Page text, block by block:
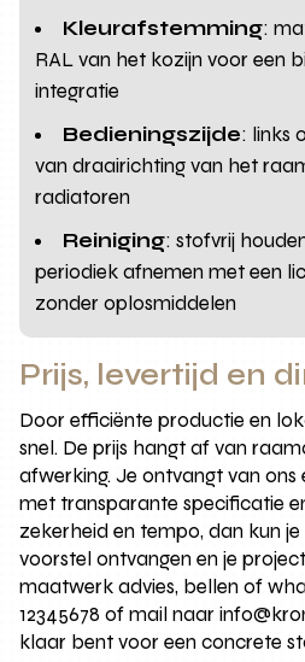
Kleurafstemming:
RAL van het kozijn voor een
integratie
Bedieningszijde: links
van draairichting van het
radiatoren
Reiniging: stofvrij
periodiek afnemen met een
zonder oplosmiddelen
Prijs, levertijd en
Door efficiënte productie en
snel. De prijs hangt af van
afwerking. Je ontvangt van
met transparante specificatie
zekerheid en tempo, dan kun
voorstel ontvangen en je
maatwerk advies, bellen of
12345678 of mail naar
klaar bent voor een concrete